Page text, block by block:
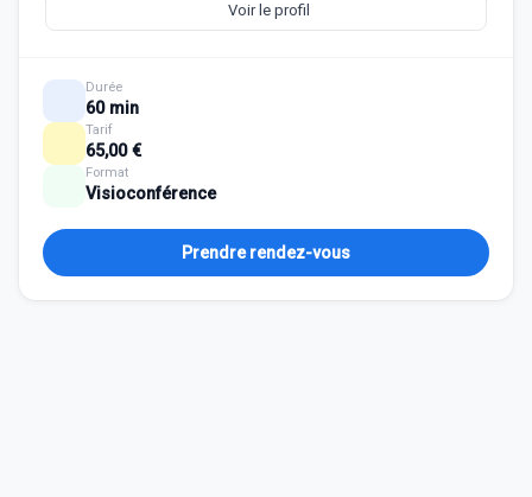
Voir le profil
Durée
60 min
Tarif
65,00 €
Format
Visioconférence
Prendre rendez-vous